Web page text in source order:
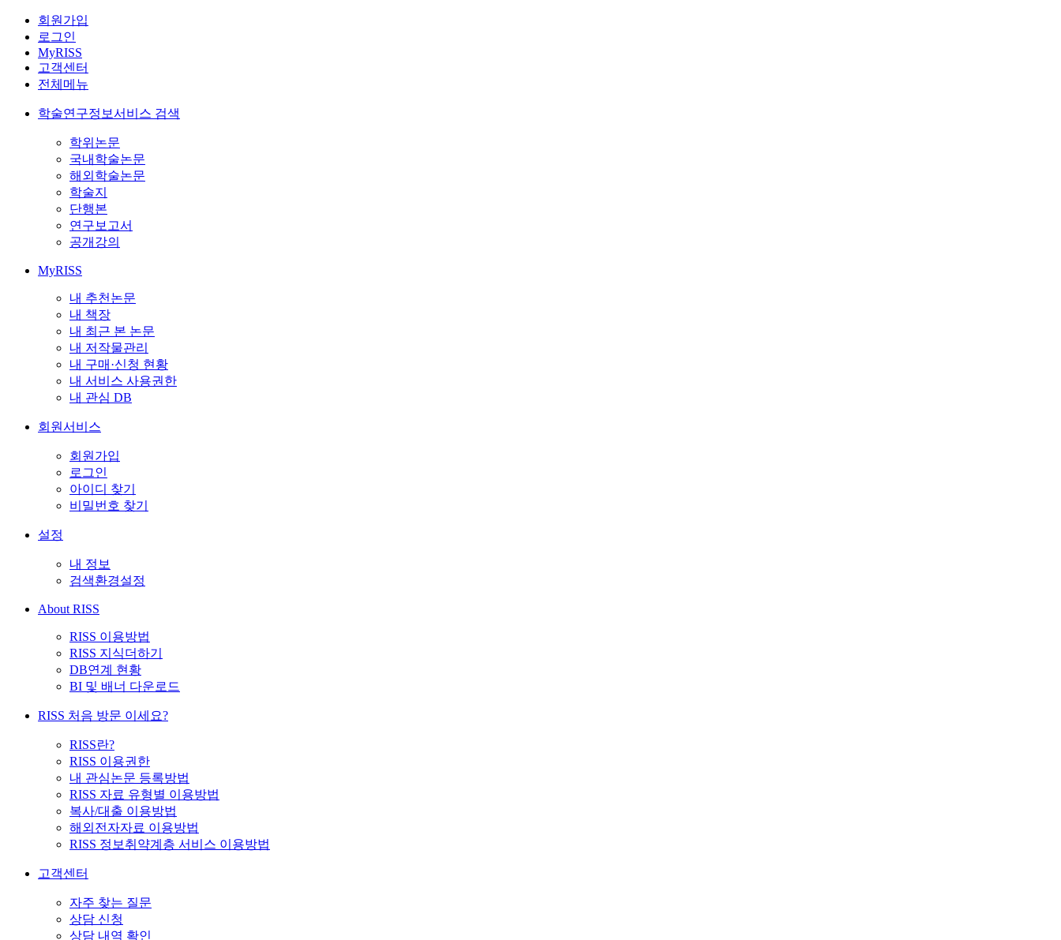
회원가입
로그인
MyRISS
고객센터
전체메뉴
학술연구정보서비스 검색
학위논문
국내학술논문
해외학술논문
학술지
단행본
연구보고서
공개강의
MyRISS
내 추천논문
내 책장
내 최근 본 논문
내 저작물관리
내 구매·신청 현황
내 서비스 사용권한
내 관심 DB
회원서비스
회원가입
로그인
아이디 찾기
비밀번호 찾기
설정
내 정보
검색환경설정
About RISS
RISS 이용방법
RISS 지식더하기
DB연계 현황
BI 및 배너 다운로드
RISS 처음 방문 이세요?
RISS란?
RISS 이용권한
내 관심논문 등록방법
RISS 자료 유형별 이용방법
복사/대출 이용방법
해외전자자료 이용방법
RISS 정보취약계층 서비스 이용방법
고객센터
자주 찾는 질문
상담 신청
상담 내역 확인